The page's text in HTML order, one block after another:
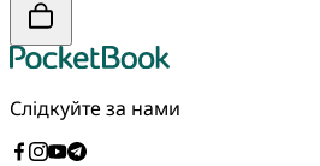
Слідкуйте за нами